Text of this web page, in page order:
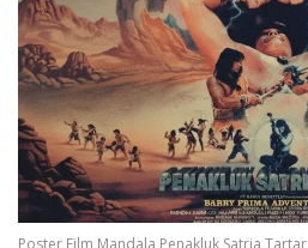
Poster Film Mandala Penakluk Satria Tartar